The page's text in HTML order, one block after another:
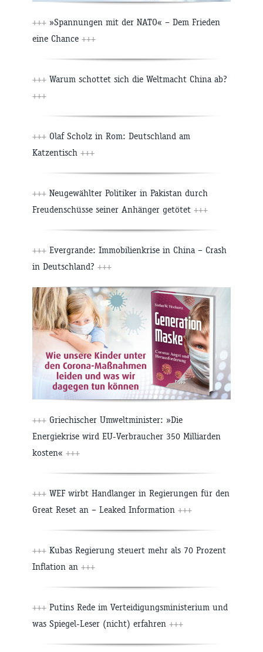
+++ »Spannungen mit der NATO« – Dem Frieden
eine Chance +++
+++ Warum schottet sich die Weltmacht China ab?
+++
+++ Olaf Scholz in Rom: Deutschland am
Katzentisch +++
+++ Neugewählter Politiker in Pakistan durch
Freudenschüsse seiner Anhänger getötet +++
+++ Evergrande: Immobilienkrise in China – Crash
in Deutschland? +++
+++ Griechischer Umweltminister: »Die
Energiekrise wird EU-Verbraucher 350 Milliarden
kosten« +++
+++ WEF wirbt Handlanger in Regierungen für den
Great Reset an – Leaked Information +++
+++ Kubas Regierung steuert mehr als 70 Prozent
Inflation an +++
+++ Putins Rede im Verteidigungsministerium und
was Spiegel-Leser (nicht) erfahren +++